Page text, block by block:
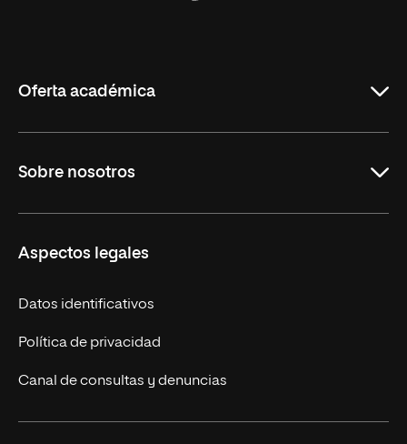
Oferta académica
Licenciaturas en línea
Másteres Europeos
Cursos Europeos
Títulos Americanos
Alianza Newman
Sobre nosotros
Nuestros alumnos
Únete a nosotros
Actualidad
Solicita información
Aspectos legales
Datos identificativos
Política de privacidad
Canal de consultas y denuncias